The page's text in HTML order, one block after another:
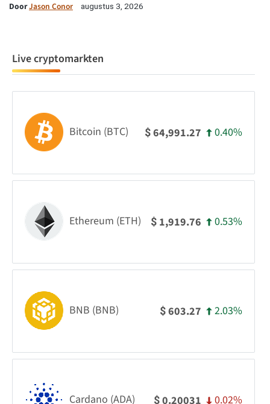
DoorJason Conor augustus 3, 2026
Live cryptomarkten
Bitcoin (BTC) $64,991.27 0.40%
Ethereum (ETH) $ 1,919.76 0.53%
BNB (BNB) $603.27 2.03%
Cardano (ADA) $0.20031 0.02%